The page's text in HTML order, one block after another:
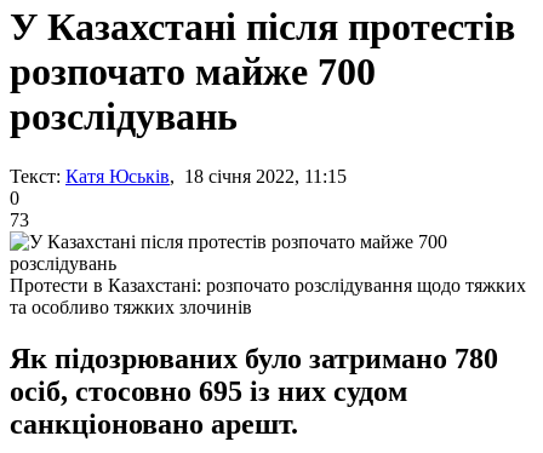
У Казахстані після протестів
розпочато майже 700
розслідувань
Текст: Катя Юськів, 18 січня 2022, 11:15
0
73
Протести в Казахстані: розпочато розслідування щодо тяжких
та особливо тяжких злочинів
Як підозрюваних було затримано 780
осіб, стосовно 695 із них судом
санкціоновано арешт.